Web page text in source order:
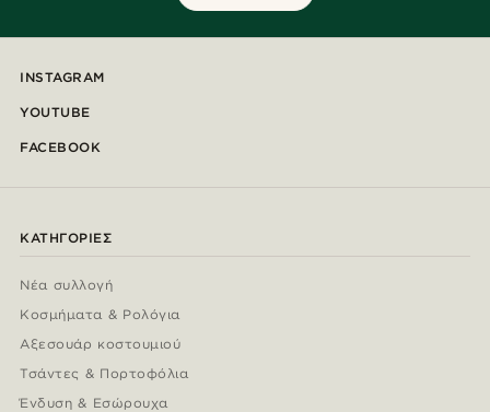
INSTAGRAM
YOUTUBE
FACEBOOK
ΚΑΤΗΓΟΡΊΕΣ
Νέα συλλογή
Κοσμήματα & Ρολόγια
Αξεσουάρ κοστουμιού
Τσάντες & Πορτοφόλια
Ένδυση & Εσώρουχα